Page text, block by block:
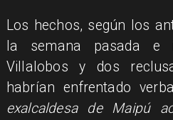
Los hechos, según los
la semana pasada e
Villalobos y dos
habrían enfrentado
exalcaldesa de Maipú